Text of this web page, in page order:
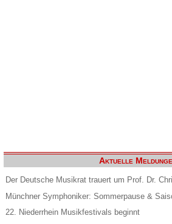
Aktuelle
Der Deutsche Musikrat trauert um Prof. Dr.
Münchner Symphoniker: Sommerpause &
22. Niederrhein Musikfestivals beginnt